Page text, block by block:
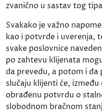
zvanično u sastav tog
Svakako je važno
kao i potvrde i uverenja,
svake poslovnice
po zahtevu klijenata
da prevedu, a potom i
slučaju klijenti će,
obrađenu potvrdu o
slobodnom bračnom